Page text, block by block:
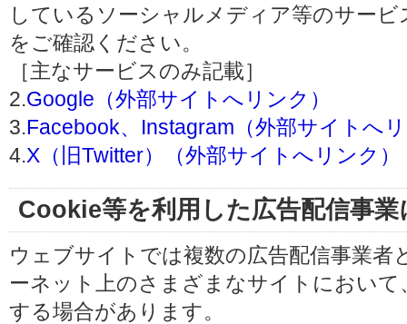
しているソーシャルメディア等のサー
をご確認ください。
［主なサービスのみ記載］
2.Google（外部サイトへリンク）
3.Facebook、Instagram（外部サイトへ
4.X（旧Twitter）（外部サイトへリンク）
Cookie等を利用した広告配信事
ウェブサイトでは複数の広告配信事業
ーネット上のさまざまなサイトにおい
する場合があります。